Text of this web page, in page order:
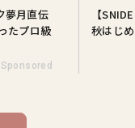
夢月直伝
たプロ級
Sponsored
【
秋はじ